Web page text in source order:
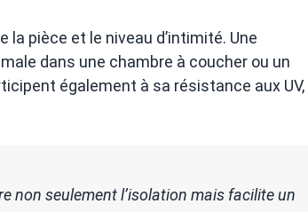
pièce et le niveau d’intimité. Une
dans une chambre à coucher ou un
également à sa résistance aux UV,
non seulement l’isolation mais facilite un